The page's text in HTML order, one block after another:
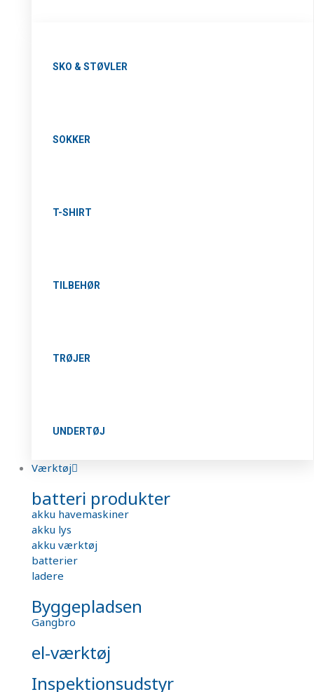
SKO & STØVLER
SOKKER
T-SHIRT
TILBEHØR
TRØJER
UNDERTØJ
Værktøj
batteri produkter
akku havemaskiner
akku lys
akku værktøj
batterier
ladere
Byggepladsen
Gangbro
el-værktøj
Inspektionsudstyr